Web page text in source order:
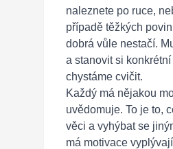
naleznete po ruce,
případě těžkých
dobrá vůle nestačí.
a stanovit si
chystáme cvičit.
Každý má nějakou
uvědomuje. To je to,
věci a vyhýbat se
má motivace